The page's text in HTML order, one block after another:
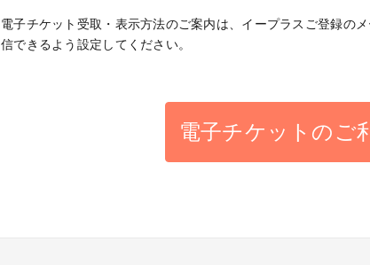
電子チケット受取・表示方法のご案内は、イープラスご登録の
信できるよう設定してください。
電子チケットのご